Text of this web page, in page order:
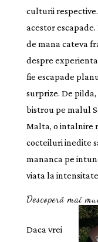
culturii
acestor
de mana cateva
despre
fie escapade
surprize. De
bistrou pe malul
Malta, o intalnire
cocteiluri inedite
mananca pe
viata la
Descoperă mai
Daca vrei